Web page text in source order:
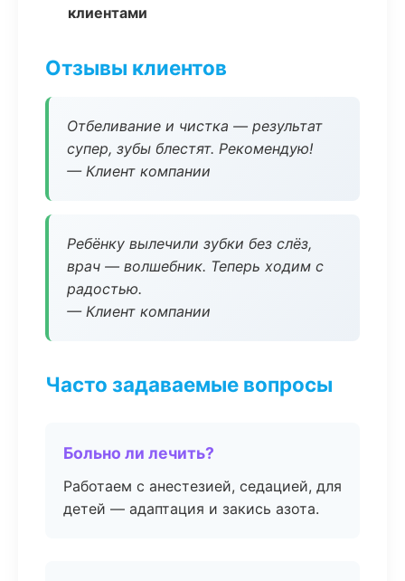
клиентами
Отзывы клиентов
Отбеливание и чистка — результат
супер, зубы блестят. Рекомендую!
— Клиент компании
Ребёнку вылечили зубки без слёз,
врач — волшебник. Теперь ходим с
радостью.
— Клиент компании
Часто задаваемые вопросы
Больно ли лечить?
Работаем с анестезией, седацией, для
детей — адаптация и закись азота.